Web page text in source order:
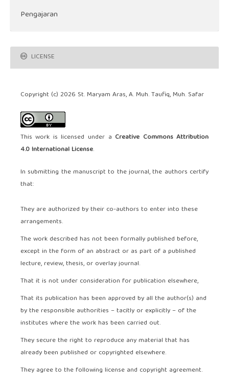
Pengajaran
LICENSE
Copyright (c) 2026 St. Maryam Aras, A. Muh. Taufiq, Muh. Safar
This work is licensed under a Creative Commons Attribution
4.0 International License.
In submitting the manuscript to the journal, the authors certify
that:
They are authorized by their co-authors to enter into these
arrangements.
The work described has not been formally published before,
except in the form of an abstract or as part of a published
lecture, review, thesis, or overlay journal.
That it is not under consideration for publication elsewhere,
That its publication has been approved by all the author(s) and
by the responsible authorities – tacitly or explicitly – of the
institutes where the work has been carried out.
They secure the right to reproduce any material that has
already been published or copyrighted elsewhere.
They agree to the following license and copyright agreement.